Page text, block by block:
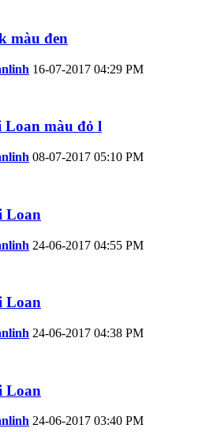
màu đen
16-07-2017 04:29 PM
Loan màu đỏ l
08-07-2017 05:10 PM
Loan
24-06-2017 04:55 PM
Loan
24-06-2017 04:38 PM
Loan
24-06-2017 03:40 PM